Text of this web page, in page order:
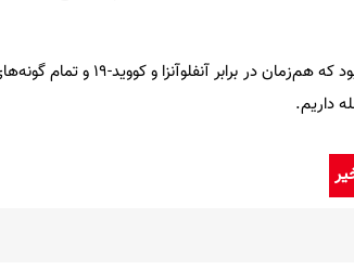
جام مقدس این حوزه واکسنی ترکیبی خواهد
داریم.